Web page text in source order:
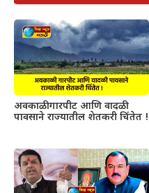
अवकाळी गारपीट आणि वादळी
पावसाने राज्यातील शेतकरी चिंतेत !